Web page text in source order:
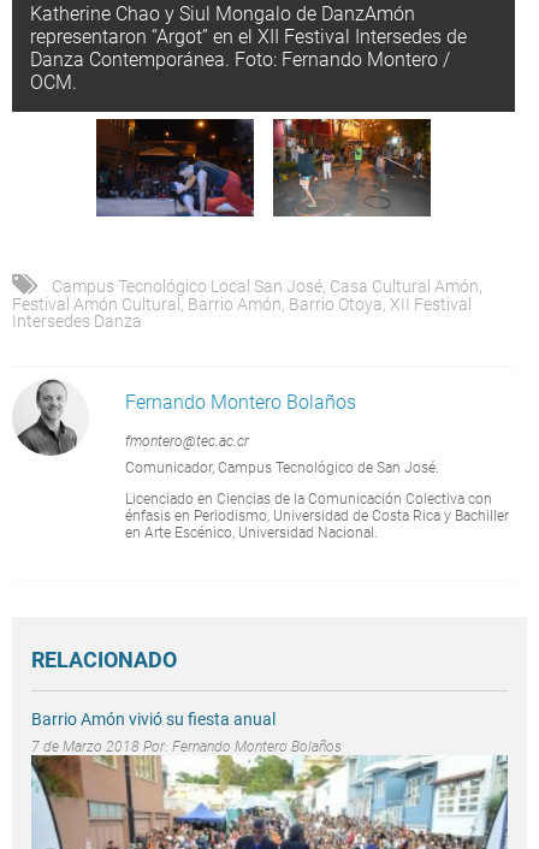
Katherine Chao y Siul Mongalo de DanzAmón
representaron “Argot” en el XII Festival Intersedes de
Danza Contemporánea. Foto: Fernando Montero /
OCM.
Campus Tecnológico Local San José, Casa Cultural Amón,
Festival Amón Cultural , Barrio Amón, Barrio Otoya, XII Festival
Intersedes Danza
Fernando Montero Bolaños
fmontero@tec.ac.cr
Comunicador, Campus Tecnológico de San José.
Licenciado en Ciencias de la Comunicación Colectiva con
énfasis en Periodismo, Universidad de Costa Rica y Bachiller
en Arte Escénico, Universidad Nacional.
RELACIONADO
Barrio Amón vivió su fiesta anual
7 de Marzo 2018 Por: Fernando Montero Bolaños